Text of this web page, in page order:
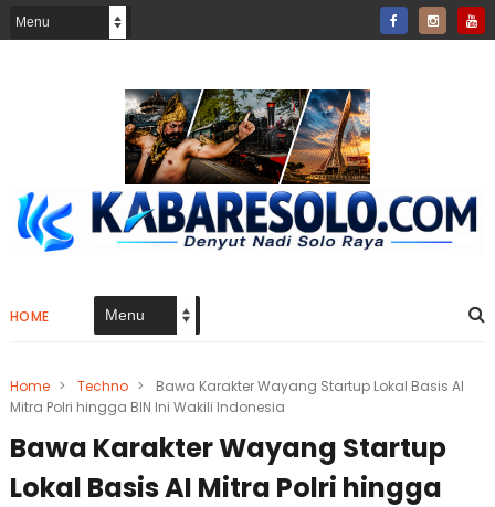
HOME
Home > Techno >
Bawa Karakter Wayang Startup Lokal Basis AI
Mitra Polri hingga BIN Ini Wakili Indonesia
Bawa Karakter Wayang Startup
Lokal Basis AI Mitra Polri hingga